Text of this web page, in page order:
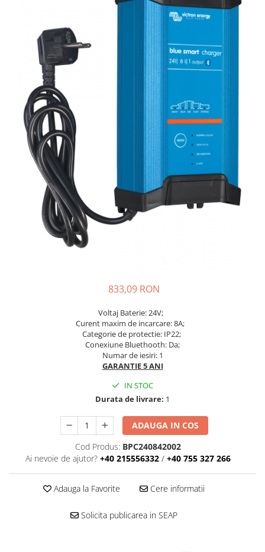
833,09 RON
Voltaj Baterie: 24V;
Curent maxim de incarcare: 8A;
Categorie de protectie: IP22;
Conexiune Bluethooth: Da;
Numar de iesiri: 1
GARANTIE 5 ANI
IN STOC
Durata de livrare: 1
ADAUGA IN COS
Cod Produs: BPC240842002
Ai nevoie de ajutor? +40 215556332 / +40 755 327 266
Adauga la Favorite Cere informatii
Solicita publicarea in SEAP